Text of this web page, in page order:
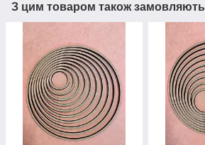
З цим товаром також замовляють